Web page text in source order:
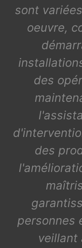
sont
oeuvre,
des
des
personnes
veillant